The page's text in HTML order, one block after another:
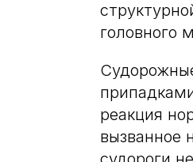
головного
реакция
вызванное